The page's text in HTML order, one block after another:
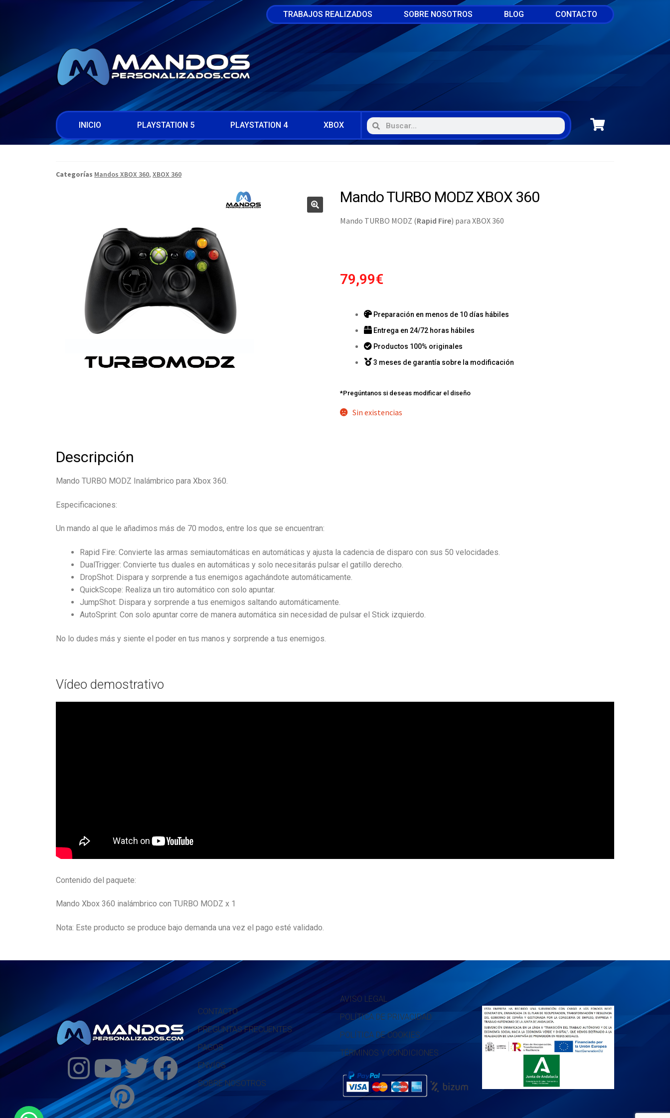
TRABAJOS REALIZADOS SOBRE NOSOTROS BLOG CONTACTO
INICIO PLAYSTATION 5 PLAYSTATION 4 XBOX
Categorías Mandos XBOX 360, XBOX 360
Mando TURBO MODZ XBOX 360
Mando TURBO MODZ (Rapid Fire) para XBOX 360
79,99€
Preparación en menos de 10 días hábiles
Entrega en 24/72 horas hábiles
Productos 100% originales
3 meses de garantía sobre la modificación
*Pregúntanos si deseas modificar el diseño
Sin existencias
Descripción
Mando TURBO MODZ Inalámbrico para Xbox 360.
Especificaciones:
Un mando al que le añadimos más de 70 modos, entre los que se encuentran:
Rapid Fire: Convierte las armas semiautomáticas en automáticas y ajusta la cadencia de disparo con sus 50 velocidades.
DualTrigger: Convierte tus duales en automáticas y solo necesitarás pulsar el gatillo derecho.
DropShot: Dispara y sorprende a tus enemigos agachándote automáticamente.
QuickScope: Realiza un tiro automático con solo apuntar.
JumpShot: Dispara y sorprende a tus enemigos saltando automáticamente.
AutoSprint: Con solo apuntar corre de manera automática sin necesidad de pulsar el Stick izquierdo.
No lo dudes más y siente el poder en tus manos y sorprende a tus enemigos.
Vídeo demostrativo
Contenido del paquete:
Mando Xbox 360 inalámbrico con TURBO MODZ x 1
Nota: Este producto se produce bajo demanda una vez el pago esté validado.
CONTACTO
PREGUNTAS FRECUENTES
PAGOS
ENVÍOS
SOBRE NOSOTROS
AVISO LEGAL
POLÍTICA DE PRIVACIDAD
POLÍTICA DE COOKIES
TÉRMINOS Y CONDICIONES